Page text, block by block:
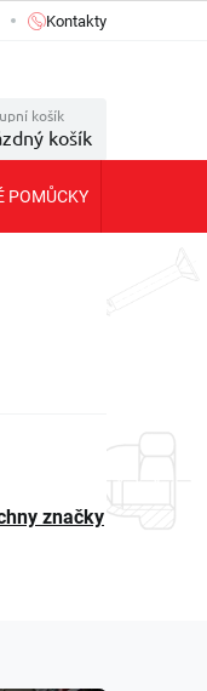
Kontakty
košík
košík
POMŮCKY
značky